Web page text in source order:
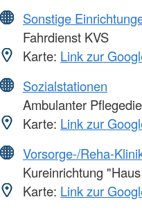
Sonstige
Fahrdienst KVS
Karte: Link zur
Sozialstationen
Ambulanter
Karte: Link zur
Vorsorge-/Reha-
Kureinrichtung
Karte: Link zur